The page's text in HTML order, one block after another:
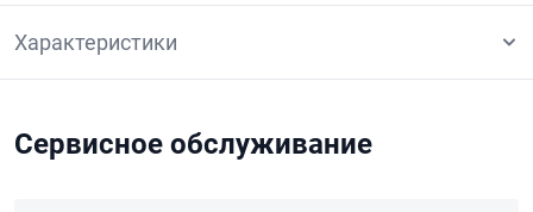
Характеристики
Сервисное обслуживание